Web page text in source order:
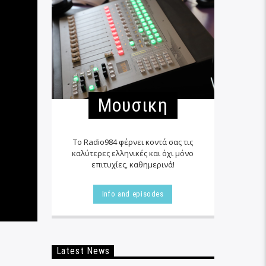
Μουσικη
Το Radio984 φέρνει κοντά σας τις
καλύτερες ελληνικές και όχι μόνο
επιτυχίες, καθημερινά!
Info and episodes
Latest News